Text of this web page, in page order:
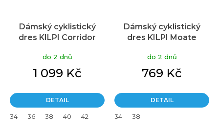
Dámský cyklistický
dres KILPI Corridor
do 2 dnů
1 099 Kč
DETAIL
34 36 38 40 42
Dámský cyklistický
dres KILPI Moate
do 2 dnů
769 Kč
DETAIL
34 38